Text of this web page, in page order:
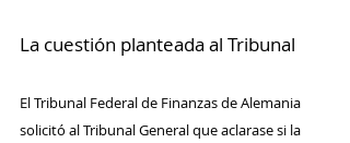
La cuestión planteada al Tribunal
El Tribunal Federal de Finanzas de Alemania
solicitó al Tribunal General que aclarase si la